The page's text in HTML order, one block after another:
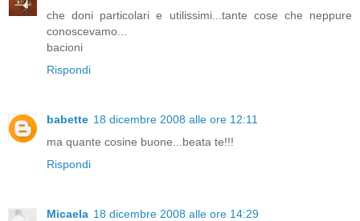
che doni particolari e utilissimi...tante cose che neppure
conoscevamo...
bacioni
Rispondi
babette 18 dicembre 2008 alle ore 12:11
ma quante cosine buone...beata te!!!
Rispondi
Micaela 18 dicembre 2008 alle ore 14:29